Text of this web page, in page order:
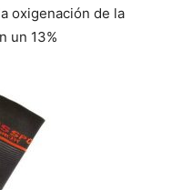
oxigenación de la
un 13%